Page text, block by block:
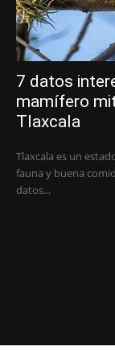
7 datos
mamífero
Tlaxcala
Tlaxcala es un
fauna y buena
datos...